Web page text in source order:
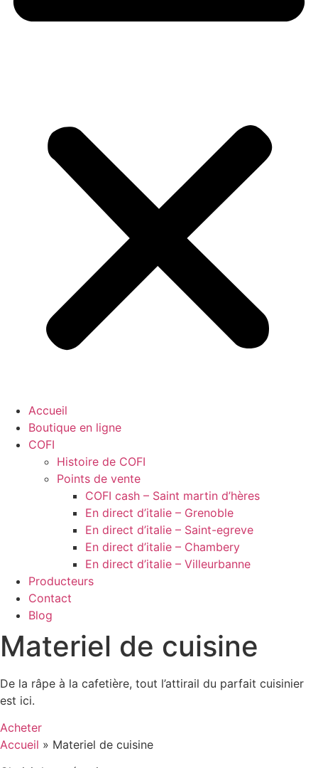
Accueil
Boutique en ligne
COFI
Histoire de COFI
Points de vente
COFI cash – Saint martin d’hères
En direct d’italie – Grenoble
En direct d’italie – Saint-egreve
En direct d’italie – Chambery
En direct d’italie – Villeurbanne
Producteurs
Contact
Blog
Materiel de cuisine
De la râpe à la cafetière, tout l’attirail du parfait cuisinier
est ici.
Acheter
Accueil » Materiel de cuisine